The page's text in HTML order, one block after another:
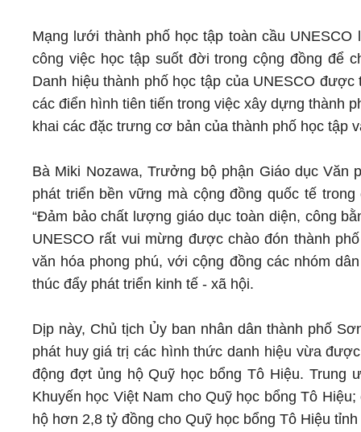
Mạng lưới thành phố học tập toàn cầu
công việc học tập suốt đời trong cộng đồng để
Danh hiệu thành phố học tập của UNESCO
các điển hình tiên tiến trong việc xây dựng thành
khai các đặc trưng cơ bản của thành phố học tập
Bà Miki Nozawa, Trưởng bộ phận Giáo dục Văn
phát triển bền vững mà cộng đồng quốc tế
“Đảm bảo chất lượng giáo dục toàn diện, công
UNESCO rất vui mừng được chào đón thành
văn hóa phong phú, với cộng đồng các nhóm
thúc đẩy phát triển kinh tế - xã hội.
Dịp này, Chủ tịch Ủy ban nhân dân thành phố
phát huy giá trị các hình thức danh hiệu vừa
động đợt ủng hộ Quỹ học bổng Tô Hiệu. Trung
Khuyến học Việt Nam cho Quỹ học bổng Tô
hộ hơn 2,8 tỷ đồng cho Quỹ học bổng Tô Hiệu